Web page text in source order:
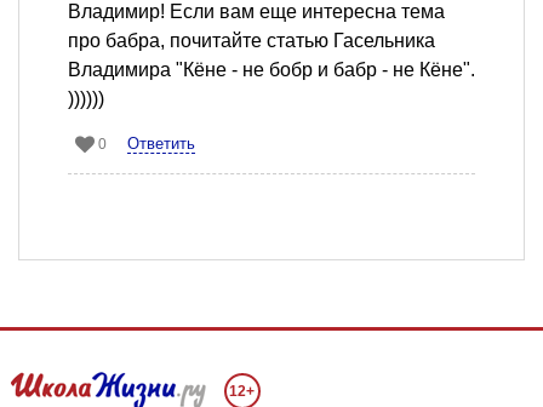
Владимир! Если вам еще интересна тема
про бабра, почитайте статью Гасельника
Владимира "Кёне - не бобр и бабр - не Кёне".
))))))
0 Ответить
12+